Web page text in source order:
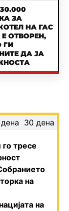
ЗА
НА ГАС
ОТВОРЕН,
ГИ
ДА ЈА
30 дена
тресе
на
на